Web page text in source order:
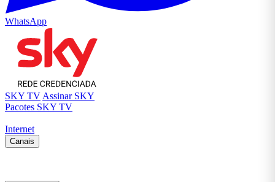
WhatsApp
SKY TV Assinar SKY
Pacotes SKY TV
Internet
Canais